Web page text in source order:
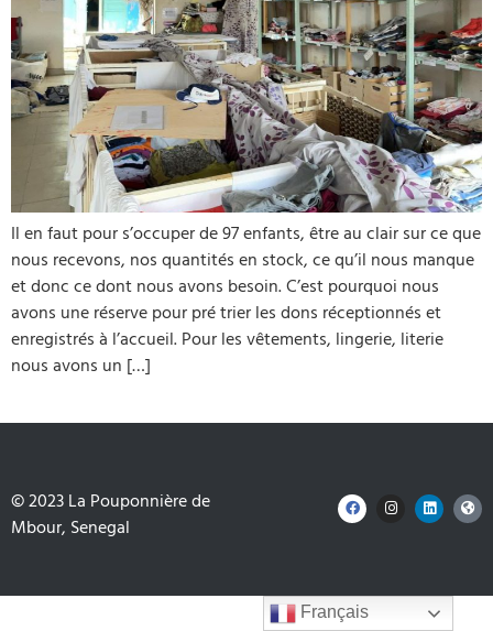
Il en faut pour s’occuper de 97 enfants, être au clair sur ce que
nous recevons, nos quantités en stock, ce qu’il nous manque
et donc ce dont nous avons besoin. C’est pourquoi nous
avons une réserve pour pré trier les dons réceptionnés et
enregistrés à l’accueil. Pour les vêtements, lingerie, literie
nous avons un […]
© 2023La Pouponnière de
Mbour, Senegal
Français